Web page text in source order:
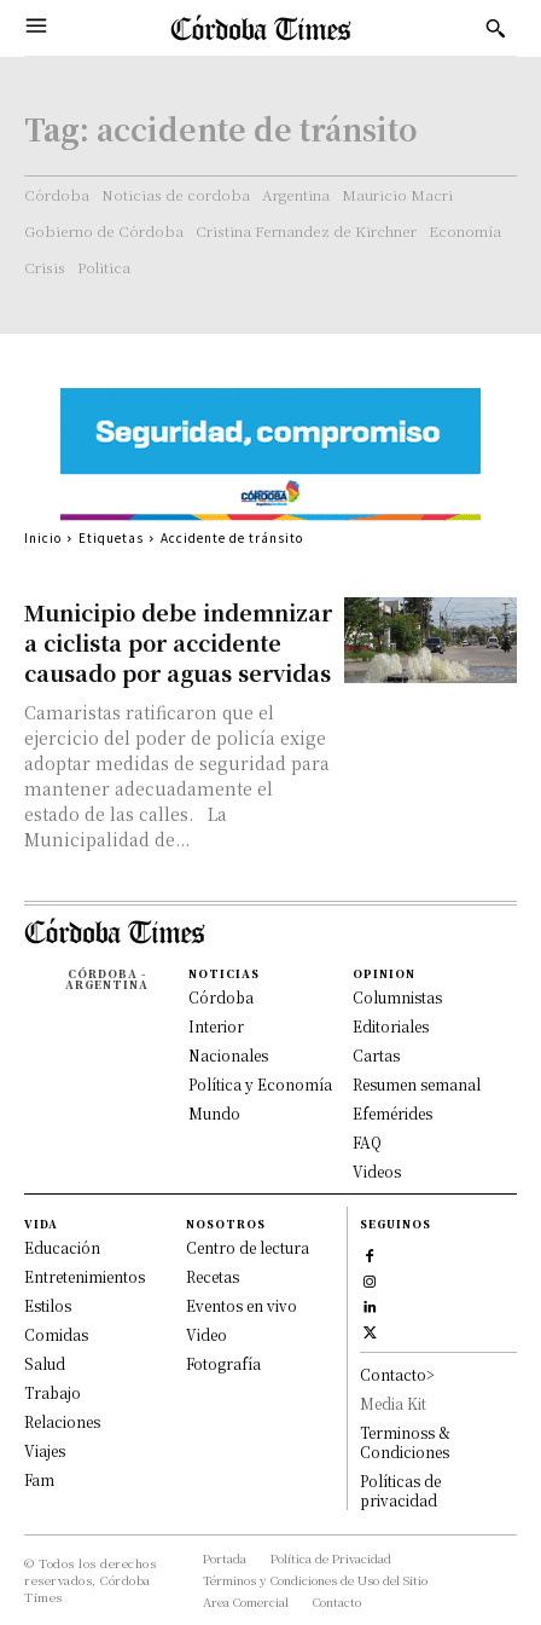
Tag: accidente de tránsito
Córdoba Noticias de cordoba Argentina
Mauricio Macri
Gobierno de Córdoba
Cristina Fernandez de Kirchner
Economía
Crisis
Politica
Municipio debe indemnizar
a ciclista por accidente
causado por aguas servidas
Camaristas ratificaron que el
ejercicio del poder de policía exige
adoptar medidas de seguridad para
mantener adecuadamente el
estado de las calles. La
Municipalidad de...
Inicio Etiquetas Accidente de tránsito
CÓRDOBA -
ARGENTINA
NOTICIAS
Córdoba
Interior
Nacionales
Política y Economía
Mundo
OPINION
Columnistas
Editoriales
Cartas
Resumen semanal
Efemérides
FAQ
Videos
VIDA
Educación
Entretenimientos
Estilos
Comidas
Salud
Trabajo
Relaciones
Viajes
Fam
NOSOTROS
Centro de lectura
Recetas
Eventos en vivo
Video
Fotografía
SEGUINOS
Contacto>
Media Kit
Terminoss &
Condiciones
Políticas de
privacidad
© Todos los derechos
reservados, Córdoba
Times
Portada
Política de Privacidad
Términos y Condiciones de Uso del Sitio
Area Comercial
Contacto